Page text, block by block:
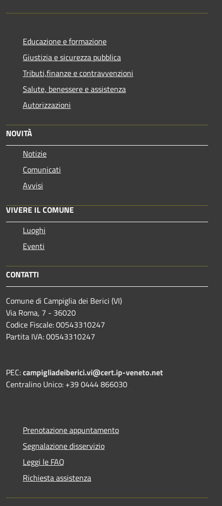
Educazione e formazione
Giustizia e sicurezza pubblica
Tributi,finanze e contravvenzioni
Salute, benessere e assistenza
Autorizzazioni
NOVITÀ
Notizie
Comunicati
Avvisi
VIVERE IL COMUNE
Luoghi
Eventi
CONTATTI
Comune di Campiglia dei Berici (VI)
Via Roma, 7 - 36020
Codice Fiscale: 00543310247
Partita IVA: 00543310247
PEC:campigliadeiberici.vi@cert.ip-veneto.net
Centralino Unico: +39 0444 866030
Prenotazione appuntamento
Segnalazione disservizio
Leggi le FAQ
Richiesta assistenza